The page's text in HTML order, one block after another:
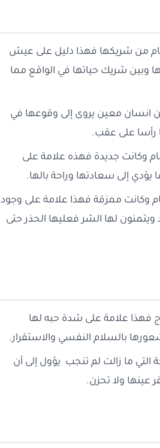
من شريكها فهذا دليل على عيش
وبين شريك حياتها في الواقع مما
من انسان معين يروى إلى وقوعها في
رأسا على عقب.
وكانت جديدة فهذه علامة على
يؤدي إلى سعادتها وراحة بالها.
وكانت ممزقة فهذا علامة على وجود
ويتمنون لها الشر فعليها الحذر حتى
فهذا علامة على شدة حبه لها
بالسلام النفسي والاستقرار.
التي ما زالت لم تنجب يؤول إلى أن
عينها ولا تحزن.